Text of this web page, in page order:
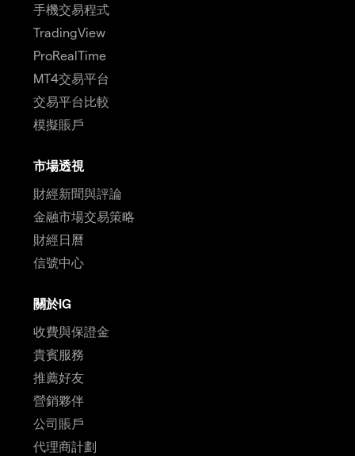
手機交易程式
TradingView
ProRealTime
MT4交易平台
交易平台比較
模擬賬戶
市場透視
財經新聞與評論
金融市場交易策略
財經日曆
信號中心
關於IG
收費與保證金
貴賓服務
推薦好友
營銷夥伴
公司賬戶
代理商計劃